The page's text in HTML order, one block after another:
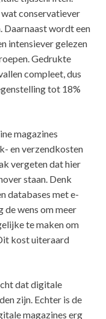
conservatiever
Daarnaast wordt een
intensiever gelezen
Gedrukte
compleet, dus
tot 18%
magazines
en verzendkosten
vergeten dat hier
staan. Denk
databases met e-
de wens om meer
te maken om
kost uiteraard
dat digitale
zijn. Echter is de
magazines erg